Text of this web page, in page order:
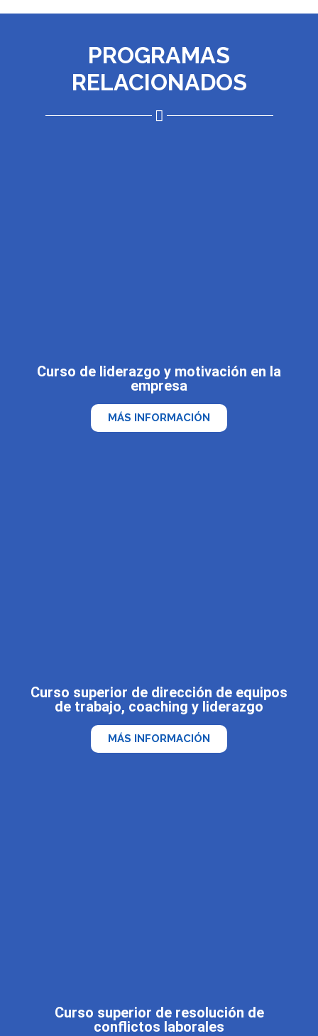
PROGRAMAS
RELACIONADOS
Curso de liderazgo y motivación en la
empresa
MÁS INFORMACIÓN
Curso superior de dirección de equipos
de trabajo, coaching y liderazgo
MÁS INFORMACIÓN
Curso superior de resolución de
conflictos laborales